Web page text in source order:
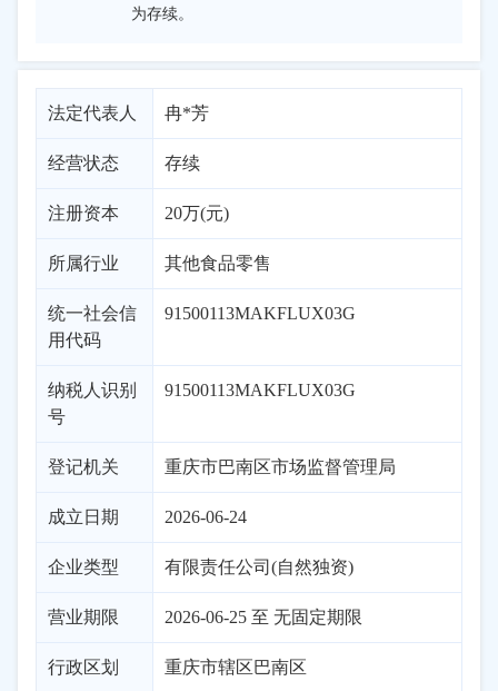
为存续。
法定代表人 冉*芳
经营状态 存续
注册资本 20万(元)
所属行业 其他食品零售
统一社会信
用代码
91500113MAKFLUX03G
纳税人识别
号
91500113MAKFLUX03G
登记机关 重庆市巴南区市场监督管理局
成立日期 2026-06-24
企业类型 有限责任公司(自然独资)
营业期限 2026-06-25 至 无固定期限
行政区划 重庆市辖区巴南区